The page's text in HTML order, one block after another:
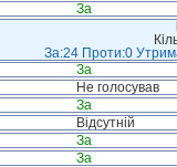
За
За:24 Проти:0
За
Не голосував
За
Відсутній
За
За